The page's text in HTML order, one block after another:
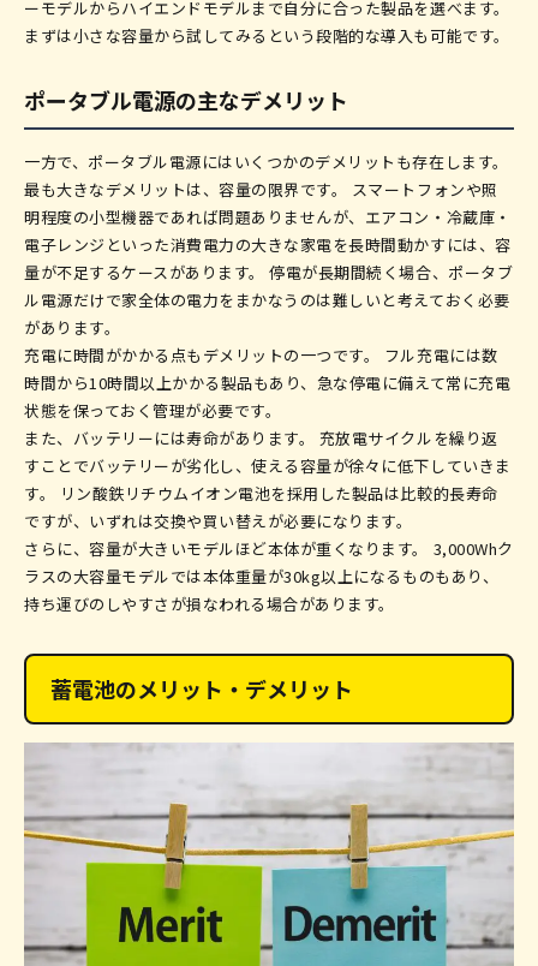
ーモデルからハイエンドモデルまで自分に合った製品を選べます。
まずは小さな容量から試してみるという段階的な導入も可能です。
ポータブル電源の主なデメリット
一方で、ポータブル電源にはいくつかのデメリットも存在します。
最も大きなデメリットは、容量の限界です。 スマートフォンや照
明程度の小型機器であれば問題ありませんが、エアコン・冷蔵庫・
電子レンジといった消費電力の大きな家電を長時間動かすには、容
量が不足するケースがあります。 停電が長期間続く場合、ポータブ
ル電源だけで家全体の電力をまかなうのは難しいと考えておく必要
があります。
充電に時間がかかる点もデメリットの一つです。 フル充電には数
時間から10時間以上かかる製品もあり、急な停電に備えて常に充電
状態を保っておく管理が必要です。
また、バッテリーには寿命があります。 充放電サイクルを繰り返
すことでバッテリーが劣化し、使える容量が徐々に低下していきま
す。 リン酸鉄リチウムイオン電池を採用した製品は比較的長寿命
ですが、いずれは交換や買い替えが必要になります。
さらに、容量が大きいモデルほど本体が重くなります。 3,000Whク
ラスの大容量モデルでは本体重量が30kg以上になるものもあり、
持ち運びのしやすさが損なわれる場合があります。
蓄電池のメリット・デメリット